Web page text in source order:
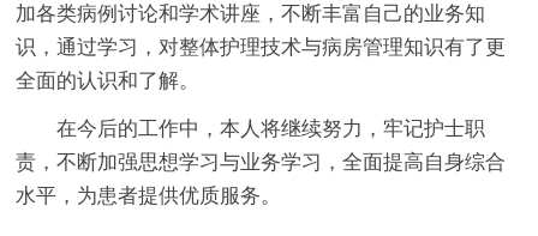
加各类病例讨论和学术讲座，不断丰富自己的业务知
识，通过学习，对整体护理技术与病房管理知识有了更
全面的认识和了解。
在今后的工作中，本人将继续努力，牢记护士职
责，不断加强思想学习与业务学习，全面提高自身综合
水平，为患者提供优质服务。